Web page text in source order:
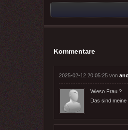
Kommentare
2025-02-12 20:05:25 von
Wieso Frau ?
Das sind meine